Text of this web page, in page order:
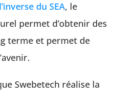
du SEA, le
permet d’obtenir des
terme et permet de
Swebetech réalise la